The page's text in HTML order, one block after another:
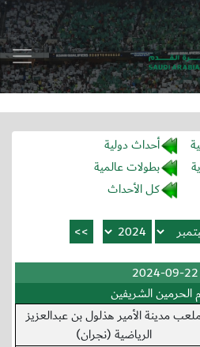
أحداث دولية
بطولات عالمية
كل الأحداث
الشريفين
مدينة الأمير هذلول بن عبدالعزيز
الرياضية (نجران)